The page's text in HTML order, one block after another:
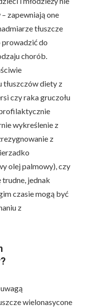
zapewniają one
tłuszcze
prowadzić do
chorób.
tłuszczów diety z
czy raka gruczołu
wykreślenie z
z
olej palmowy), czy
trudne, jednak
czasie mogą być
z
wielonasycone